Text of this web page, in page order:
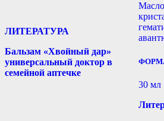
ЛИТЕРАТУРА
Бальзам «Хвойный дар»
универсальный доктор в
семейной аптечке
30 мл